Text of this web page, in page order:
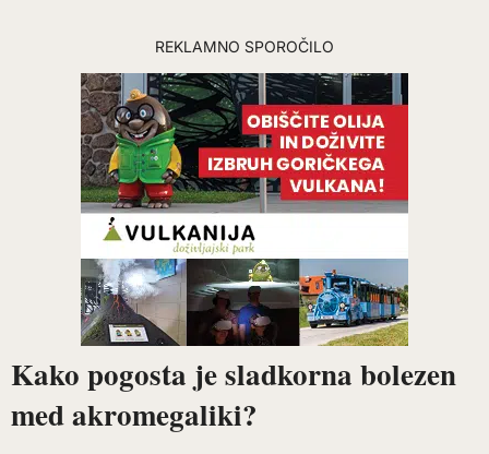
REKLAMNO SPOROČILO
Kako pogosta je sladkorna bolezen
med akromegaliki?